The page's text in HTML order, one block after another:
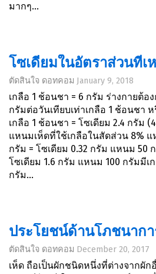
มากๆ...
โซเดียมในอัตราส่วนที่เ
ตัดสินใจ ดอทคอม January 9, 2018
เกลือ 1 ช้อนชา = 6 กรัม ร่างกายต้อ
กรัมต่อวันเทียบเท่าเกลือ 1 ช้อนชา
เกลือ 1 ช้อนชา = โซเดียม 2.4 กรัม
แหนมเห็ดที่ใช้เกลือในสัดส่วน 8% แ
กรัม = โซเดียม 0.32 กรัม แหนม 50
โซเดียม 1.6 กรัม แหนม 100 กรัมมีเ
กรัม...
ประโยชน์ด้านโภชนากา
ตัดสินใจ ดอทคอม December 20, 2017
เห็ด ถือเป็นผักชนิดหนึ่งที่ต่างจากผัก